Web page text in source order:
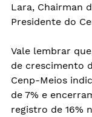
Lara, Chairman
Presidente do
Vale lembrar
de crescimento
Cenp-Meios
de 7% e
registro de 16%